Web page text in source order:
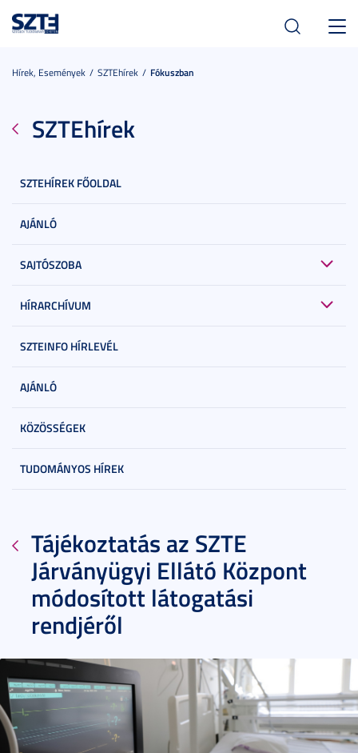
Hírek, Események SZTEhírek Fókuszban
SZTEhírek
SZTEHÍREK FŐOLDAL
AJÁNLÓ
SAJTÓSZOBA
HÍRARCHÍVUM
SZTEINFO HÍRLEVÉL
AJÁNLÓ
KÖZÖSSÉGEK
TUDOMÁNYOS HÍREK
Tájékoztatás az SZTE
Járványügyi Ellátó Központ
módosított látogatási
rendjéről